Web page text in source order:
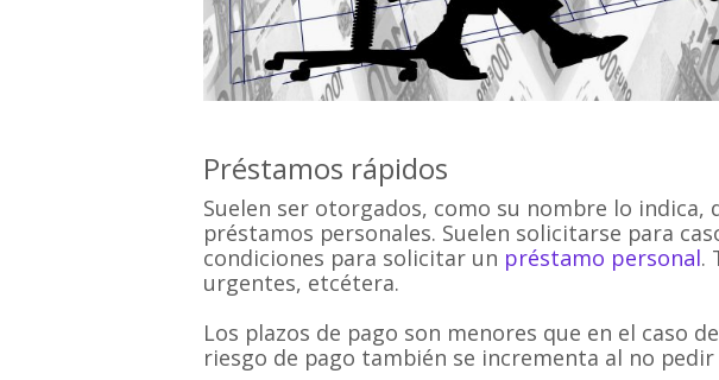
Préstamos rápidos
Suelen ser otorgados, como su nombre lo
préstamos personales. Suelen solicitarse para
condiciones para solicitar un préstamo personal.
urgentes, etcétera.
Los plazos de pago son menores que en el caso
riesgo de pago también se incrementa al no